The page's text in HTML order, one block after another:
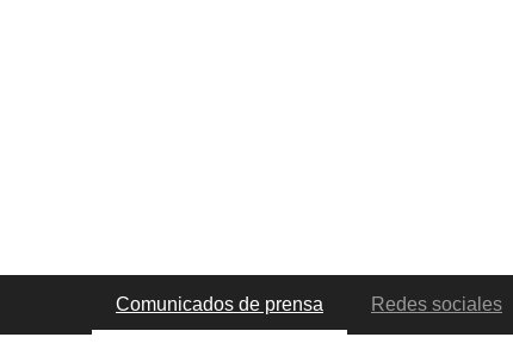
Comunicados de prensa Redes sociales